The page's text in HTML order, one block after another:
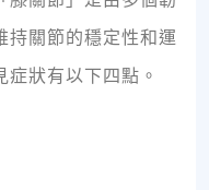
持關節的穩定性和運
狀有以下四點。